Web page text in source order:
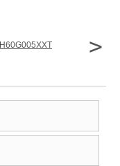
H60G005XXT
>